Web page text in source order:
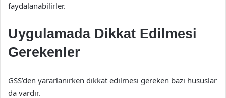
faydalanabilirler.
Uygulamada Dikkat Edilmesi
Gerekenler
GSS’den yararlanırken dikkat edilmesi gereken bazı hususlar
da vardır.